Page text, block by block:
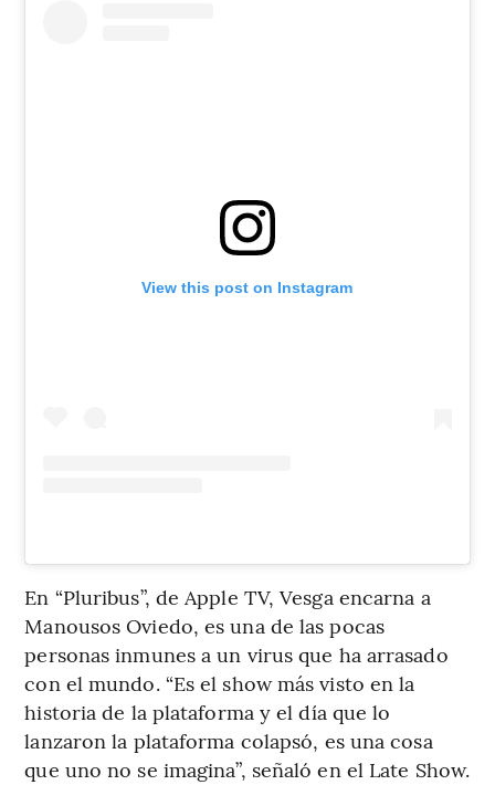
View this post on Instagram
En “Pluribus”, de Apple TV, Vesga encarna a
Manousos Oviedo, es una de las pocas
personas inmunes a un virus que ha arrasado
con el mundo. “Es el show más visto en la
historia de la plataforma y el día que lo
lanzaron la plataforma colapsó, es una cosa
que uno no se imagina”, señaló en el Late Show.